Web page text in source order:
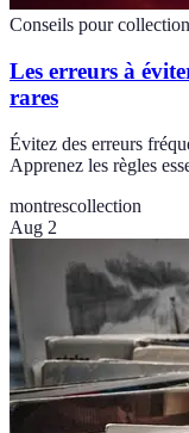
Conseils pour
Les erreurs à
rares
Évitez des erreurs
Apprenez les règles
montrescollection
Aug 2